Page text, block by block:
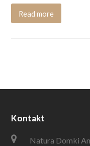
Read more
Kontakt
Natura Domki